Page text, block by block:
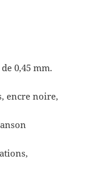
0,45 mm.
encre noire,